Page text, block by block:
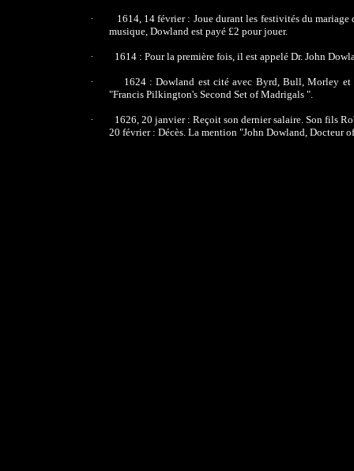
·
1614, 14 février : Joue durant les festivités du
musique, Dowland est payé £2 pour jouer.
· 1614 : Pour la première fois, il est appelé Dr. John
·
1624 : Dowland est cité avec Byrd, Bull, Morley et
"Francis Pilkington's Second Set of Madrigals ".
·
1626, 20 janvier : Reçoit son dernier salaire. Son fils
20 février : Décès. La mention "John Dowland, Docteur